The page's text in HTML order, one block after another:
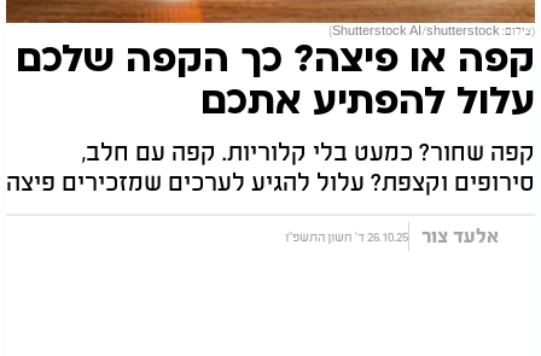
(צילום: Shutterstock AI/shutterstock)
קפה או פיצה? כך הקפה שלכם
עלול להפתיע אתכם
קפה שחור? כמעט בלי קלוריות. קפה עם חלב,
סירופים וקצפת? עלול להגיע לערכים שמזכירים פיצה
אלעד צור 26.10.25 ד' חשון התשפ"ו